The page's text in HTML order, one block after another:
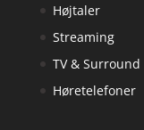
Højtaler
Streaming
TV & Surround
Høretelefoner